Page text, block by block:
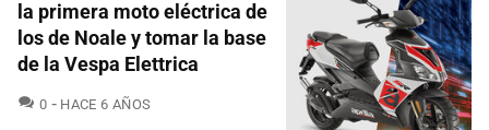
la primera moto eléctrica de
los de Noale y tomar la base
de la Vespa Elettrica
0 COMENTARIOS
HACE 6 AÑOS